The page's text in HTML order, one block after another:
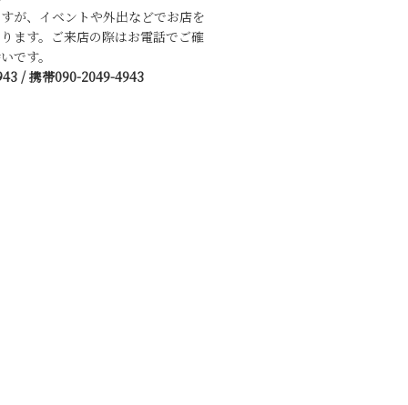
が、イベントや外出などでお店を
ます。ご来店の際はお電話でご確
です。
/ 携帯090-2049-4943